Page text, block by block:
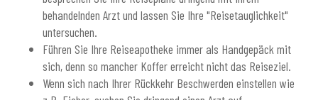
behandelnden Arzt und lassen Sie Ihre "Reisetauglichkeit"
untersuchen.
Führen Sie Ihre Reiseapotheke immer als Handgepäck mit
sich, denn so mancher Koffer erreicht nicht das Reiseziel.
Wenn sich nach Ihrer Rückkehr Beschwerden einstellen wie